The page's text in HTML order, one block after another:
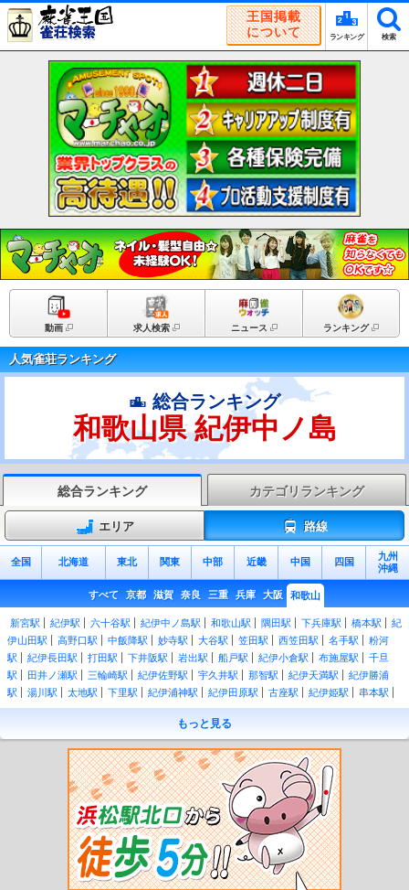
王国掲載
について
ランキング 検索
動画 求人検索 ニュース ランキング
人気雀荘ランキング
総合ランキング
和歌山県 紀伊中ノ島
総合ランキング カテゴリランキング
エリア 路線
全国 北海道 東北 関東 中部 近畿 中国 四国
九州
沖縄
すべて 京都 滋賀 奈良 三重 兵庫 大阪 和歌山
新宮駅 紀伊駅 六十谷駅 紀伊中ノ島駅 和歌山駅 隅田駅 下兵庫駅 橋本駅
紀
伊山田駅
高野口駅 中飯降駅 妙寺駅 大谷駅 笠田駅 西笠田駅 名手駅
粉河
駅
紀伊長田駅 打田駅 下井阪駅 岩出駅 船戸駅 紀伊小倉駅 布施屋駅
千旦
駅
田井ノ瀬駅 三輪崎駅 紀伊佐野駅 宇久井駅 那智駅 紀伊天満駅
紀伊勝浦
駅
湯川駅 太地駅 下里駅 紀伊浦神駅 紀伊田原駅 古座駅 紀伊姫駅
串本駅
紀伊有田駅
田並駅 田子駅 和深駅 江住駅 見老津駅 周参見駅 紀伊日置駅
椿
紀伊新庄駅 紀伊田辺駅
駅
切目駅 印南駅 稲原駅 和佐駅 道成寺駅 御坊駅 紀伊内原駅
紀伊由良駅
広川ビーチ駅
湯浅駅 藤並駅 紀伊宮原駅 箕島駅 初島駅 下津駅
海南駅 黒江駅 紀三井寺駅 宮前駅 紀和駅 和歌山市駅 紀ノ川駅
和歌山港駅 東松江駅 中松江駅 八幡前駅 西ノ庄駅 二里ヶ浜駅
加太駅 紀見峠駅 林間田園都市駅 御幸辻駅 紀伊清水駅 学文路駅
高野下駅 下古沢駅 上古沢駅 紀伊細川駅 紀伊神谷駅 極楽橋駅
紀伊御坊駅 市役所前駅 西御坊駅 田中口駅 日前宮駅 神前駅
交通センター前駅 岡崎前駅 吉礼駅 伊太祈曽駅 山東駅 大池遊園駅
甘露寺前駅 貴志駅
もっと見る